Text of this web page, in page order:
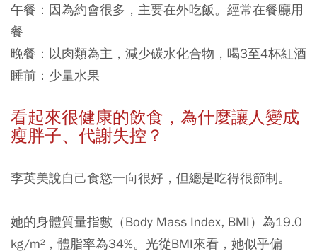
午餐： 因為約會很多，主要在外吃飯。經常在餐廳用
餐
晚餐： 以肉類為主，減少碳水化合物，喝3至4杯紅酒
睡前： 少量水果
看起來很健康的飲食，為什麼讓人變成
瘦胖子、代謝失控？
李英美說自己食慾一向很好，但總是吃得很節制。
她的身體質量指數（Body Mass Index, BMI）為19.0
kg/m²，體脂率為34%。光從BMI來看，她似乎偏